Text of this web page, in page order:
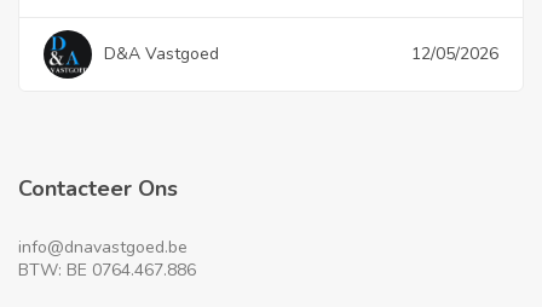
D&A Vastgoed 12/05/2026
Contacteer Ons
info@dnavastgoed.be
BTW: BE 0764.467.886